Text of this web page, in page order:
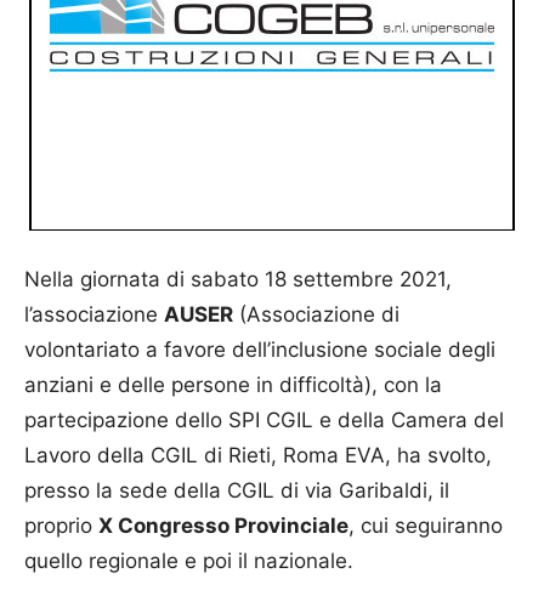
Nella giornata di sabato 18 settembre 2021,
l’associazione AUSER (Associazione di
volontariato a favore dell’inclusione sociale degli
anziani e delle persone in difficoltà), con la
partecipazione dello SPI CGIL e della Camera del
Lavoro della CGIL di Rieti, Roma EVA, ha svolto,
presso la sede della CGIL di via Garibaldi, il
proprio X Congresso Provinciale, cui seguiranno
quello regionale e poi il nazionale.